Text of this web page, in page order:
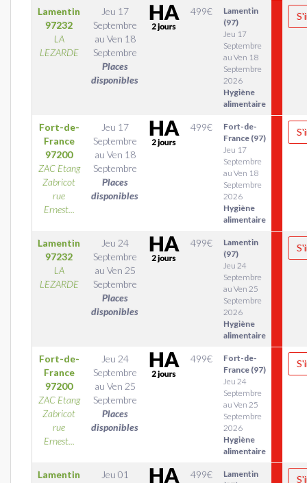
Lamentin
97232
LA
LEZARDE
Jeu 17
Septembre
au Ven 18
Septembre
Places
disponibles
499€
Lamentin
(97)
Jeu 17
Septembre
au Ven 18
Septembre
2026
Hygiène
alimentaire
Fort-de-
France
97200
ZAC Etang
Zabricot
rue
Ernest...
Jeu 17
Septembre
au Ven 18
Septembre
Places
disponibles
499€
Fort-de-
France (97)
Jeu 17
Septembre
au Ven 18
Septembre
2026
Hygiène
alimentaire
Lamentin
97232
LA
LEZARDE
Jeu 24
Septembre
au Ven 25
Septembre
Places
disponibles
499€
Lamentin
(97)
Jeu 24
Septembre
au Ven 25
Septembre
2026
Hygiène
alimentaire
Fort-de-
France
97200
ZAC Etang
Zabricot
rue
Ernest...
Jeu 24
Septembre
au Ven 25
Septembre
Places
disponibles
499€
Fort-de-
France (97)
Jeu 24
Septembre
au Ven 25
Septembre
2026
Hygiène
alimentaire
Lamentin
Jeu 01
499€
Lamentin